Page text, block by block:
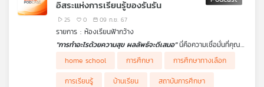
บทความ
เบื่ออีกต่อไป สนุกสนานกับประวัติศาสตร์รสชาติใหม่ไปกับ อาจารย์บูม
ผศ.สิทธารถ ศรีโคตร
อิสระแห่งการเรียนรู้ของรันรัน
25 0 09 ก.ย. 67
รายการ : ห้องเรียนฟ้ากว้าง
"การทำอะไรด้วยความสุข ผลลัพธ์จะดีเสมอ" นี่คือความเชื่อมั่นที่คุณ
ช่อผกา นาคะสร (แม่บี) ใช้เป็นเหตุผลในการจัดการศึกษาแบบโฮมสคูล
ให้ลูกสาวได้มีอิสระทางความคิด สามารถเลือกเรียนรู้ตามความสนใจ
และเติบโตตามแนวทางที่เหมาะสมด้วยวิถีของตนเอง
home school การศึกษา
การศึกษาทางเลือก
การเรียนรู้
บ้านเรียน
สถาบันการศึกษา